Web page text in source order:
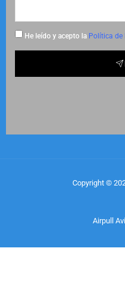
He leído y acepto la Política de
Airpull
Copyright ©